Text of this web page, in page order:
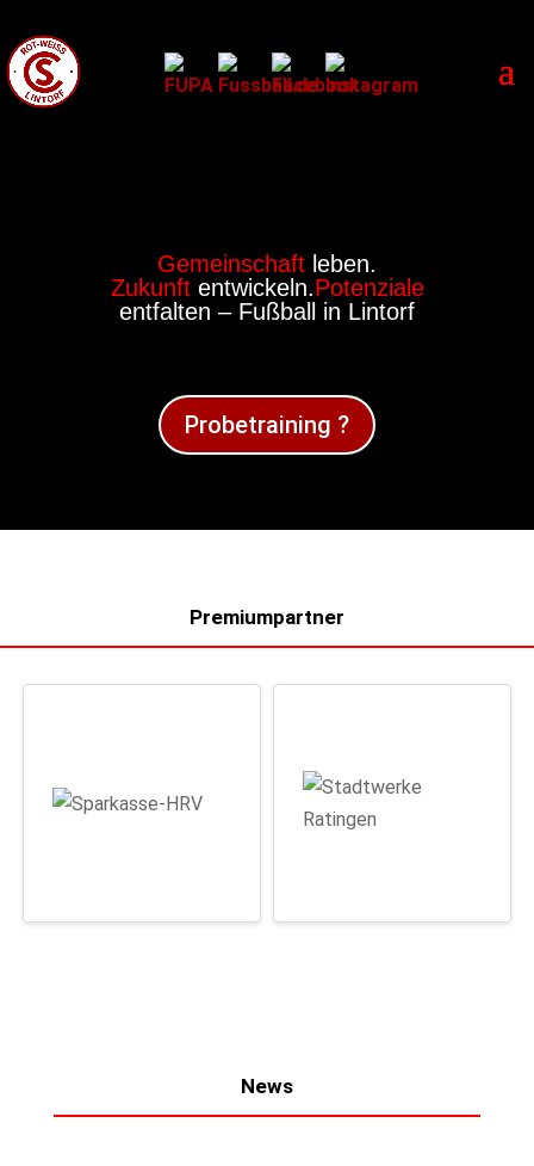
Gemeinschaft leben.
Zukunftentwickeln.Potenziale
entfalten – Fußball in Lintorf
Probetraining ?
Premiumpartner
News